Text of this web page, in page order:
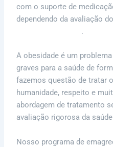
com o suporte de
dependendo da avaliação
.
A obesidade é um
graves para a saúde de
fazemos questão de tratar
humanidade, respeito e
abordagem de tratamento
avaliação rigorosa da
Nosso programa de